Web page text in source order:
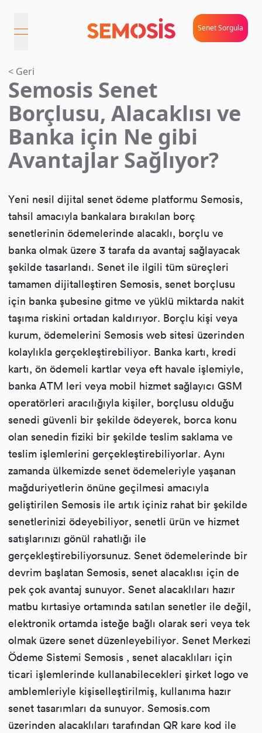
open navigation menu
Senet Sorgula
< Geri
Semosis Senet
Borçlusu, Alacaklısı ve
Banka için Ne gibi
Avantajlar Sağlıyor?
Yeni nesil dijital senet ödeme platformu Semosis,
tahsil amacıyla bankalara bırakılan borç
senetlerinin ödemelerinde alacaklı, borçlu ve
banka olmak üzere 3 tarafa da avantaj sağlayacak
şekilde tasarlandı. Senet ile ilgili tüm süreçleri
tamamen dijitalleştiren Semosis, senet borçlusu
için banka şubesine gitme ve yüklü miktarda nakit
taşıma riskini ortadan kaldırıyor. Borçlu kişi veya
kurum, ödemelerini Semosis web sitesi üzerinden
kolaylıkla gerçekleştirebiliyor. Banka kartı, kredi
kartı, ön ödemeli kartlar veya eft havale işlemiyle,
banka ATM leri veya mobil hizmet sağlayıcı GSM
operatörleri aracılığıyla kişiler, borçlusu olduğu
senedi güvenli bir şekilde ödeyerek, borca konu
olan senedin fiziki bir şekilde teslim saklama ve
teslim işlemlerini gerçekleştirebiliyorlar. Aynı
zamanda ülkemizde senet ödemeleriyle yaşanan
mağduriyetlerin önüne geçilmesi amacıyla
geliştirilen Semosis ile artık içiniz rahat bir şekilde
senetlerinizi ödeyebiliyor, senetli ürün ve hizmet
satışlarınızı gönül rahatlığı ile
gerçekleştirebiliyorsunuz. Senet ödemelerinde bir
devrim başlatan Semosis, senet alacaklısı için de
pek çok avantaj sunuyor. Senet alacaklıları hazır
matbu kırtasiye ortamında satılan senetler ile değil,
elektronik ortamda isteğe bağlı olarak seri veya tek
olmak üzere senet düzenleyebiliyor. Senet Merkezi
Ödeme Sistemi Semosis , senet alacaklıları için
ticari işlemlerinde kullanabilecekleri şirket logo ve
amblemleriyle kişiselleştirilmiş, kullanıma hazır
senet tasarımları da sunuyor. Semosis.com
üzerinden alacaklıları tarafından QR kare kod ile